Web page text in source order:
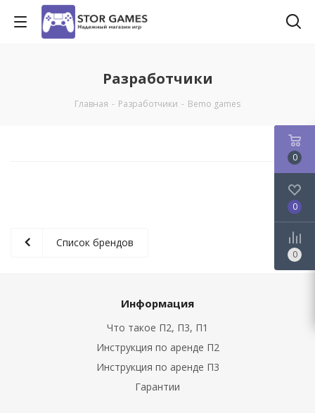
Разработчики
Главная - Разработчики - Bemo games
Список брендов
Информация
Что такое П2, П3, П1
Инструкция по аренде П2
Инструкция по аренде П3
Гарантии
0
0
0